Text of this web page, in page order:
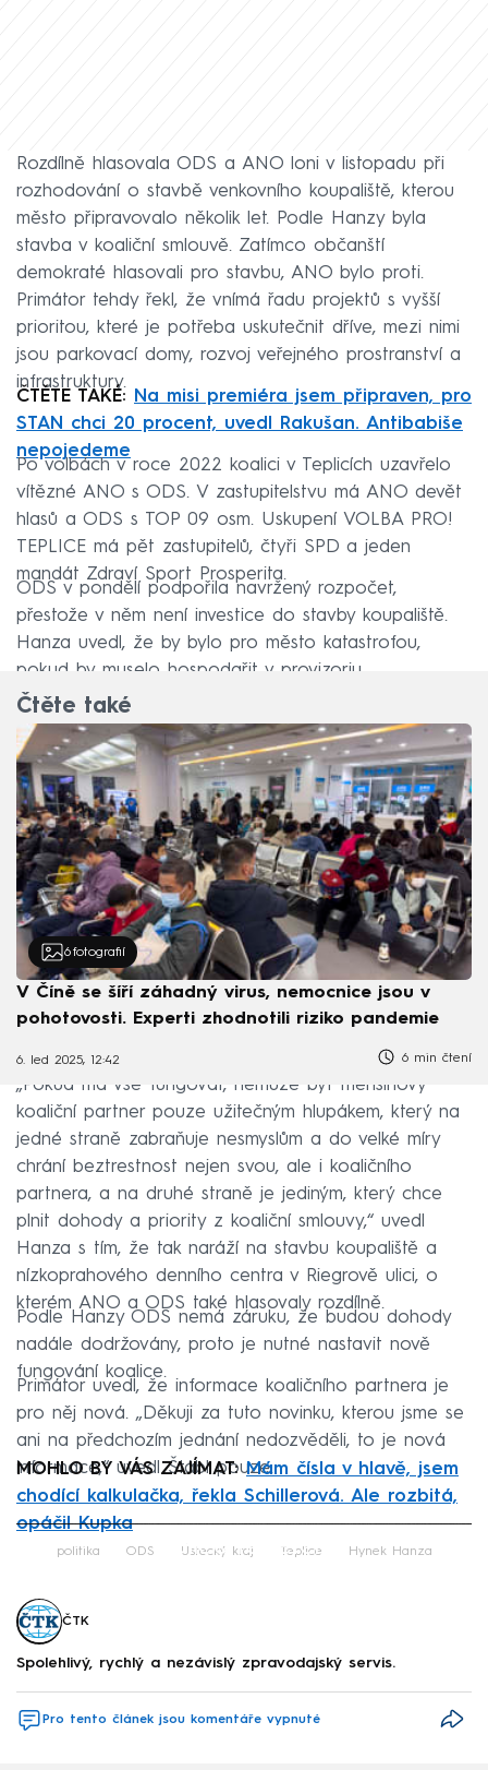
Rozdílně hlasovala ODS a ANO loni v listopadu při
rozhodování o stavbě venkovního koupaliště, kterou
město připravovalo několik let. Podle Hanzy byla
stavba v koaliční smlouvě. Zatímco občanští
demokraté hlasovali pro stavbu, ANO bylo proti.
Primátor tehdy řekl, že vnímá řadu projektů s vyšší
prioritou, které je potřeba uskutečnit dříve, mezi nimi
jsou parkovací domy, rozvoj veřejného prostranství a
infrastruktury.
ČTĚTE TAKÉ: Na misi premiéra jsem připraven, pro
STAN chci 20 procent, uvedl Rakušan. Antibabiše
nepojedeme
Po volbách v roce 2022 koalici v Teplicích uzavřelo
vítězné ANO s ODS. V zastupitelstvu má ANO devět
hlasů a ODS s TOP 09 osm. Uskupení VOLBA PRO!
TEPLICE má pět zastupitelů, čtyři SPD a jeden
mandát Zdraví Sport Prosperita.
ODS v pondělí podpořila navržený rozpočet,
přestože v něm není investice do stavby koupaliště.
Hanza uvedl, že by bylo pro město katastrofou,
pokud by muselo hospodařit v provizoriu.
Čtěte také
6 fotografií
V Číně se šíří záhadný virus, nemocnice jsou v
pohotovosti. Experti zhodnotili riziko pandemie
6. led 2025, 12:42 6 min čtení
„Pokud má vše fungovat, nemůže být menšinový
koaliční partner pouze užitečným hlupákem, který na
jedné straně zabraňuje nesmyslům a do velké míry
chrání beztrestnost nejen svou, ale i koaličního
partnera, a na druhé straně je jediným, který chce
plnit dohody a priority z koaliční smlouvy,“ uvedl
Hanza s tím, že tak naráží na stavbu koupaliště a
nízkoprahového denního centra v Riegrově ulici, o
kterém ANO a ODS také hlasovaly rozdílně.
Podle Hanzy ODS nemá záruku, že budou dohody
nadále dodržovány, proto je nutné nastavit nově
fungování koalice.
Primátor uvedl, že informace koaličního partnera je
pro něj nová. „Děkuji za tuto novinku, kterou jsme se
ani na předchozím jednání nedozvěděli, to je nová
informace,“ uvedl Štábl pouze.
MOHLO BY VÁS ZAJÍMAT:Mám čísla v hlavě, jsem
chodící kalkulačka, řekla Schillerová. Ale rozbitá,
opáčil Kupka
Failed to fetch
politika ODS Ústecký kraj Teplice Hynek Hanza
ČTK
Spolehlivý, rychlý a nezávislý zpravodajský servis.
Pro tento článek jsou komentáře vypnuté